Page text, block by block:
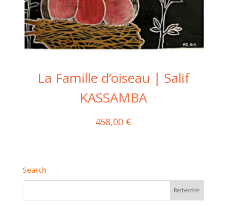
La Famille d’oiseau | Salif
KASSAMBA
458,00 €
Search